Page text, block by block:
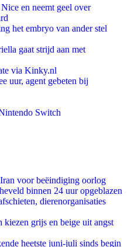
en neemt geel over
het embryo van ander stel
gaat strijd aan met
via Kinky.nl
uur, agent gebeten bij
Switch
voor beëindiging oorlog
binnen 24 uur opgeblazen
dierenorganisaties
kiezen grijs en beige uit angst
heetste juni-juli sinds begin